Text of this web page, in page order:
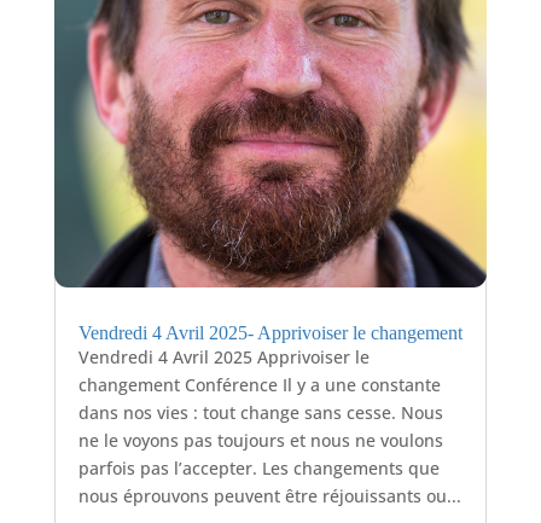
Vendredi 4 Avril 2025- Apprivoiser le changement
Vendredi 4 Avril 2025 Apprivoiser le
changement Conférence Il y a une constante
dans nos vies : tout change sans cesse. Nous
ne le voyons pas toujours et nous ne voulons
parfois pas l’accepter. Les changements que
nous éprouvons peuvent être réjouissants ou...